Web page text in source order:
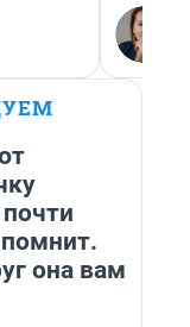
помнит.
она вам